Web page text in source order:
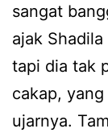
sangat
ajak
tapi dia tak
cakap,
ujarnya.